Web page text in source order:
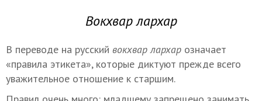
Вокхвар лархар
В переводе на русский вокхвар лархар означает
«правила этикета», которые диктуют прежде всего
уважительное отношение к старшим.